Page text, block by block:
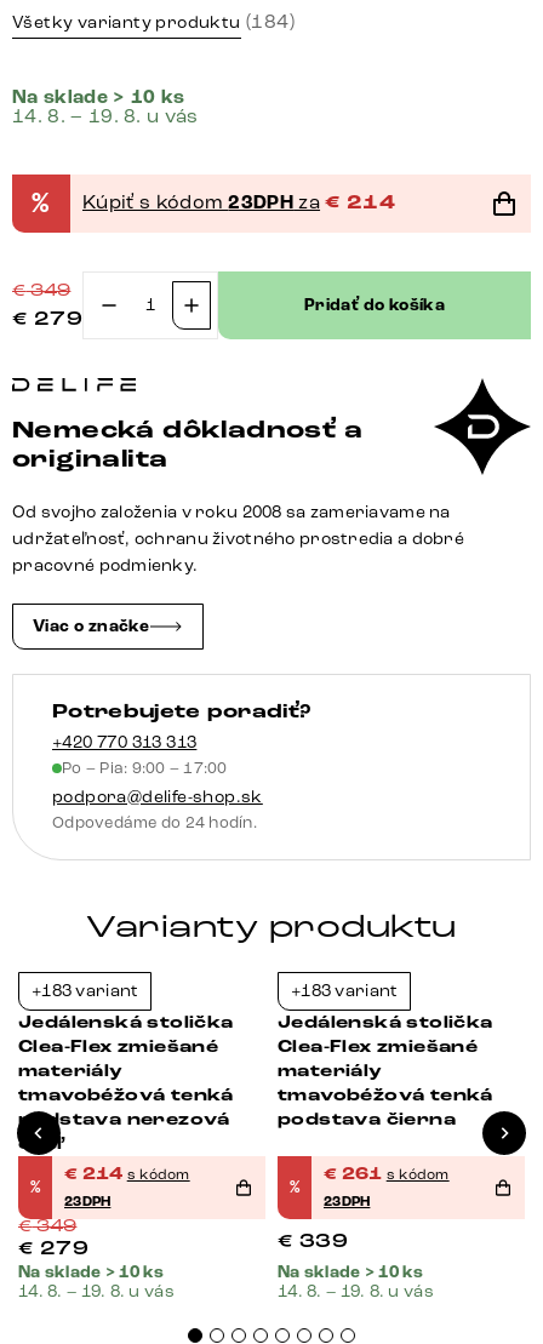
Všetky varianty produktu (184)
Na sklade > 10 ks
14. 8. – 19. 8. u vás
% Kúpiť s kódom23DPH za € 214
€349
€ 279
množstvo
podstava
Flex
texturovaná
látka
mäkký
sivá
podstava
plochý
grafit
Pridať do košíka
Nemecká dôkladnosť a
originalita
Od svojho založenia v roku 2008 sa zameriavame na
udržateľnosť, ochranu životného prostredia a dobré
pracovné podmienky.
Viac o značke
Potrebujete poradiť?
+420 770 313 313
Po – Pia: 9:00 – 17:00
podpora@delife-shop.sk
Odpovedáme do 24 hodín.
Varianty produktu
+183 variant
Jedálenská stolička
Clea-Flex zmiešané
materiály
tmavobéžová tenká
podstava nerezová
oceľ
%
€ 214 s kódom
23DPH
€349
€ 279
Na sklade > 10 ks
14. 8. – 19. 8. u vás
+183 variant
Jedálenská stolička
Clea-Flex zmiešané
materiály
tmavobéžová tenká
podstava čierna
%
€ 261 s kódom
23DPH
€ 339
Na sklade > 10 ks
14. 8. – 19. 8. u vás